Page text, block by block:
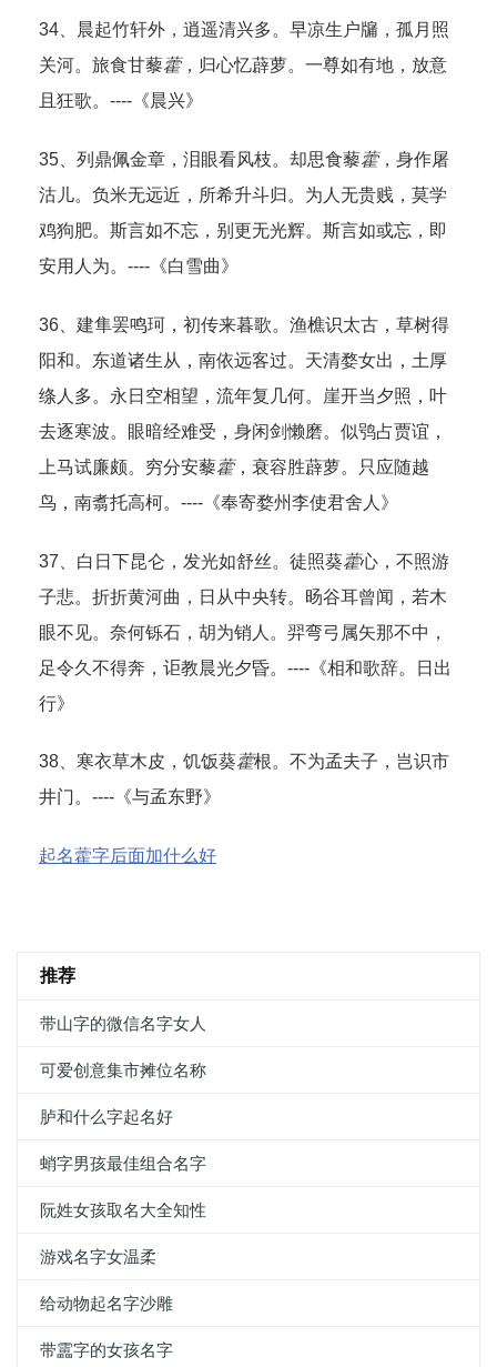
34、晨起竹轩外，逍遥清兴多。早凉生户牖，孤月照
关河。旅食甘藜藿，归心忆薜萝。一尊如有地，放意
且狂歌。----《晨兴》
35、列鼎佩金章，泪眼看风枝。却思食藜藿，身作屠
沽儿。负米无远近，所希升斗归。为人无贵贱，莫学
鸡狗肥。斯言如不忘，别更无光辉。斯言如或忘，即
安用人为。----《白雪曲》
36、建隼罢鸣珂，初传来暮歌。渔樵识太古，草树得
阳和。东道诸生从，南依远客过。天清婺女出，土厚
绦人多。永日空相望，流年复几何。崖开当夕照，叶
去逐寒波。眼暗经难受，身闲剑懒磨。似鸮占贾谊，
上马试廉颇。穷分安藜藿，衰容胜薜萝。只应随越
鸟，南翥托高柯。----《奉寄婺州李使君舍人》
37、白日下昆仑，发光如舒丝。徒照葵藿心，不照游
子悲。折折黄河曲，日从中央转。旸谷耳曾闻，若木
眼不见。奈何铄石，胡为销人。羿弯弓属矢那不中，
足令久不得奔，讵教晨光夕昏。----《相和歌辞。日出
行》
38、寒衣草木皮，饥饭葵藿根。不为孟夫子，岂识市
井门。----《与孟东野》
起名藿字后面加什么好
推荐
带山字的微信名字女人
可爱创意集市摊位名称
胪和什么字起名好
蛸字男孩最佳组合名字
阮姓女孩取名大全知性
游戏名字女温柔
给动物起名字沙雕
带靁字的女孩名字